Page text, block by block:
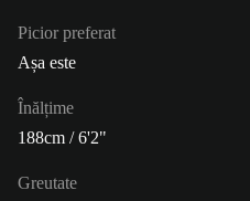
Picior preferat
Așa este
Înălțime
188cm / 6'2"
Greutate